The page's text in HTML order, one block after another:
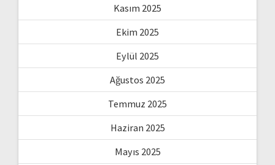
Kasım 2025
Ekim 2025
Eylül 2025
Ağustos 2025
Temmuz 2025
Haziran 2025
Mayıs 2025